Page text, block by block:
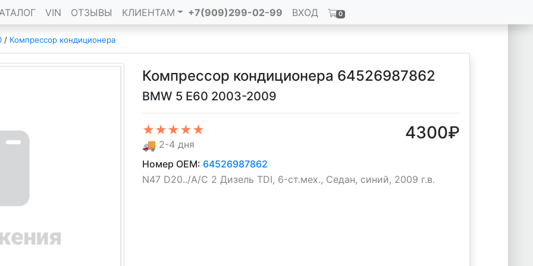
VIN ОТЗЫВЫ КЛИЕНТАМ +7(909)299-02-99 ВХОД 0
/ Компрессор кондиционера
Компрессор кондиционера 64526987862
BMW 5 E60 2003-2009
★★★★★
🚚 2-4 дня
4300₽
Номер OEM: 64526987862
N47 D20../A/C 2 Дизель TDI, 6-ст.мех., Седан, синий, 2009 г.в.